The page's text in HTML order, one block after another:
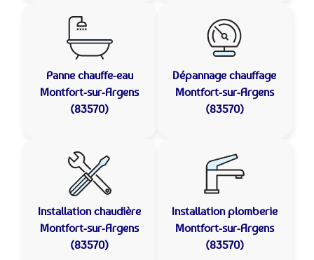
Panne chauffe-eau
Montfort-sur-Argens
(83570)
Dépannage chauffage
Montfort-sur-Argens
(83570)
Installation chaudière
Montfort-sur-Argens
(83570)
Installation plomberie
Montfort-sur-Argens
(83570)